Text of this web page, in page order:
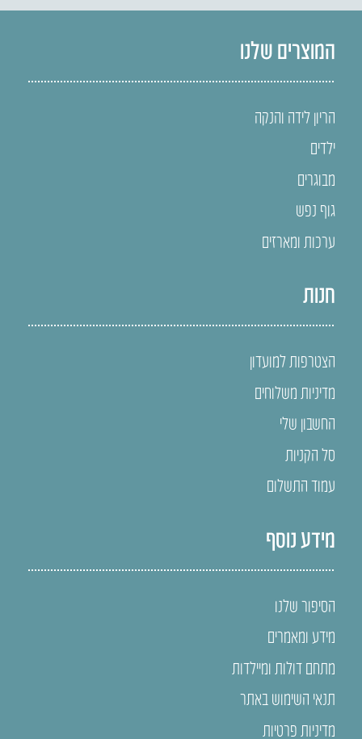
המוצרים שלנו
הריון לידה והנקה
ילדים
מבוגרים
גוף נפש
ערכות ומארזים
חנות
הצטרפות למועדון
מדיניות משלוחים
החשבון שלי
סל הקניות
עמוד התשלום
מידע נוסף
הסיפור שלנו
מידע ומאמרים
מתחם דולות ומיילדות
תנאי השימוש באתר
מדיניות פרטיות